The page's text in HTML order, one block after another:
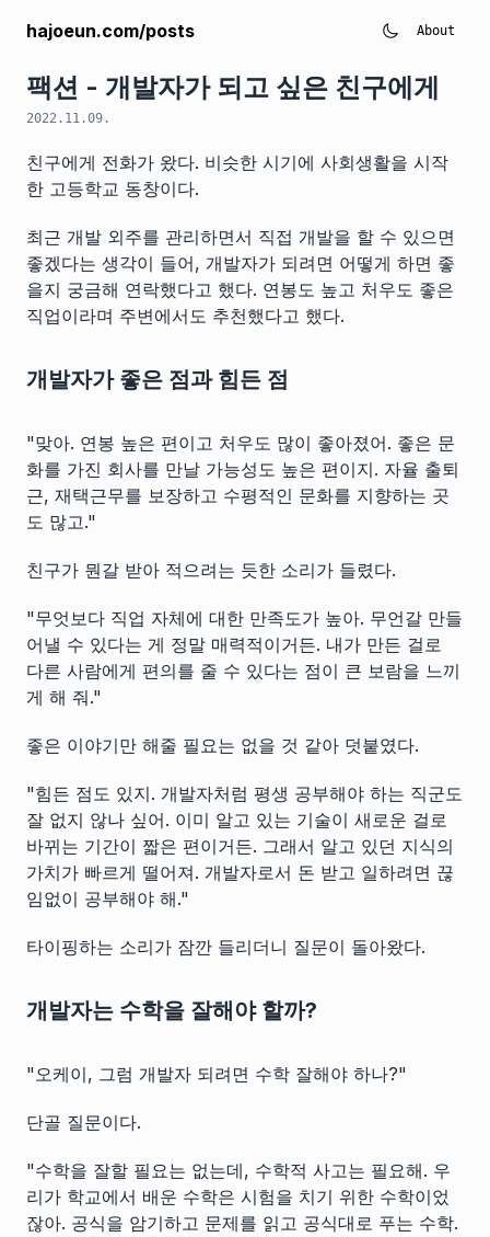
hajoeun.com/posts About
팩션 - 개발자가 되고 싶은 친구에게
2022.11.09.
친구에게 전화가 왔다. 비슷한 시기에 사회생활을 시작
한 고등학교 동창이다.
최근 개발 외주를 관리하면서 직접 개발을 할 수 있으면
좋겠다는 생각이 들어, 개발자가 되려면 어떻게 하면 좋
을지 궁금해 연락했다고 했다. 연봉도 높고 처우도 좋은
직업이라며 주변에서도 추천했다고 했다.
개발자가 좋은 점과 힘든 점
"맞아. 연봉 높은 편이고 처우도 많이 좋아졌어. 좋은 문
화를 가진 회사를 만날 가능성도 높은 편이지. 자율 출퇴
근, 재택근무를 보장하고 수평적인 문화를 지향하는 곳
도 많고."
친구가 뭔갈 받아 적으려는 듯한 소리가 들렸다.
"무엇보다 직업 자체에 대한 만족도가 높아. 무언갈 만들
어낼 수 있다는 게 정말 매력적이거든. 내가 만든 걸로
다른 사람에게 편의를 줄 수 있다는 점이 큰 보람을 느끼
게 해 줘."
좋은 이야기만 해줄 필요는 없을 것 같아 덧붙였다.
"힘든 점도 있지. 개발자처럼 평생 공부해야 하는 직군도
잘 없지 않나 싶어. 이미 알고 있는 기술이 새로운 걸로
바뀌는 기간이 짧은 편이거든. 그래서 알고 있던 지식의
가치가 빠르게 떨어져. 개발자로서 돈 받고 일하려면 끊
임없이 공부해야 해."
타이핑하는 소리가 잠깐 들리더니 질문이 돌아왔다.
개발자는 수학을 잘해야 할까?
"오케이, 그럼 개발자 되려면 수학 잘해야 하나?"
단골 질문이다.
"수학을 잘할 필요는 없는데, 수학적 사고는 필요해. 우
리가 학교에서 배운 수학은 시험을 치기 위한 수학이었
잖아. 공식을 암기하고 문제를 읽고 공식대로 푸는 수학.